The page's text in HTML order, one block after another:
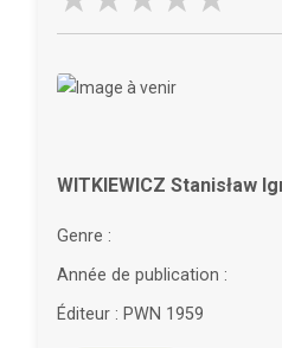
WITKIEWICZ Stanisław
Genre :
Année de publication :
Éditeur : PWN 1959